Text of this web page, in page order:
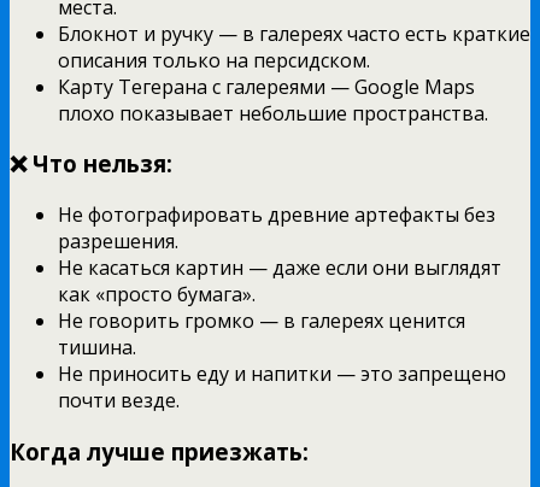
места.
Блокнот и ручку — в галереях часто есть краткие
описания только на персидском.
Карту Тегерана с галереями — Google Maps
плохо показывает небольшие пространства.
❌ Что нельзя:
Не фотографировать древние артефакты без
разрешения.
Не касаться картин — даже если они выглядят
как «просто бумага».
Не говорить громко — в галереях ценится
тишина.
Не приносить еду и напитки — это запрещено
почти везде.
Когда лучше приезжать: